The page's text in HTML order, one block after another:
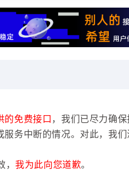
的免费接口 ，我们已尽力确
务中断的情况。对此，我们
我为此向您道歉。